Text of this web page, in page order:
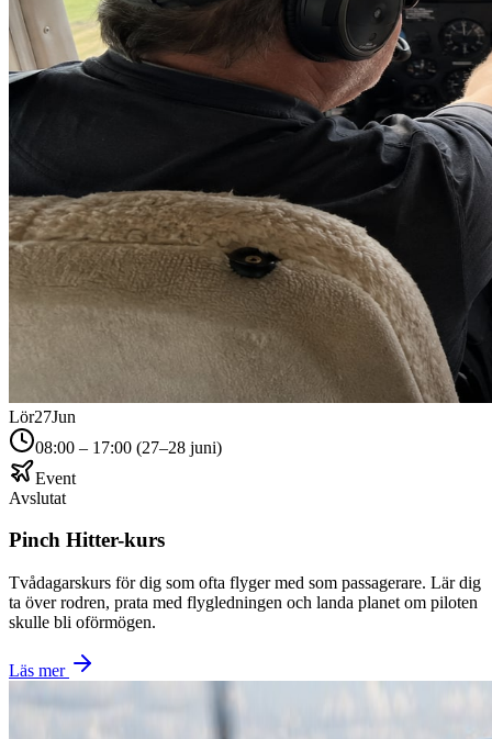
Lör27Jun
08:00 – 17:00 (27–28 juni)
Event
Avslutat
Pinch Hitter-kurs
Tvådagarskurs för dig som ofta flyger med som passagerare. Lär dig
ta över rodren, prata med flygledningen och landa planet om piloten
skulle bli oförmögen.
Läs mer